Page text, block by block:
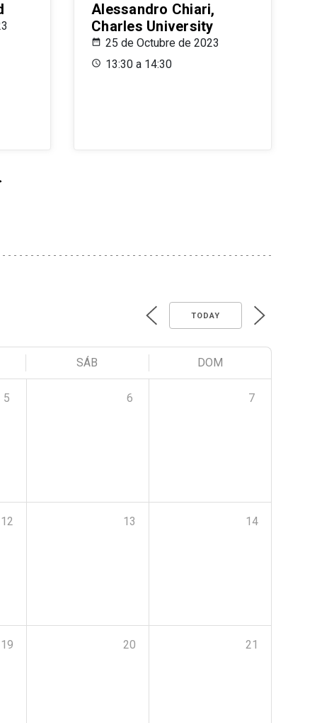
Alessandro Chiari,
Charles University
25 de Octubre de 2023
13:30 a 14:30
TODAY
SÁB DOM
5 6 7
12 13 14
19 20 21